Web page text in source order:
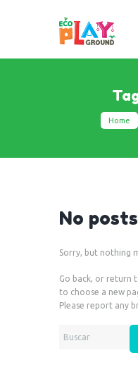
Home
No
Sorry, but nothing
Go back, or return
to choose a new
Please report any